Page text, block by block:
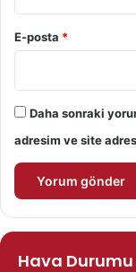
E-posta *
Daha sonraki
adresim ve site
Hava Durumu